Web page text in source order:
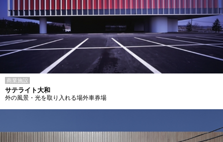
商業施設
サテライト大和
外の風景・光を取り入れる場外車券場